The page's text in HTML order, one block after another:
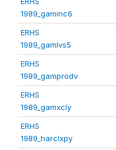
1989_gaminc6
ERHS
1989_gamlvs5
ERHS
1989_gamprodv
ERHS
1989_gamxcly
ERHS
1989_harclxpy